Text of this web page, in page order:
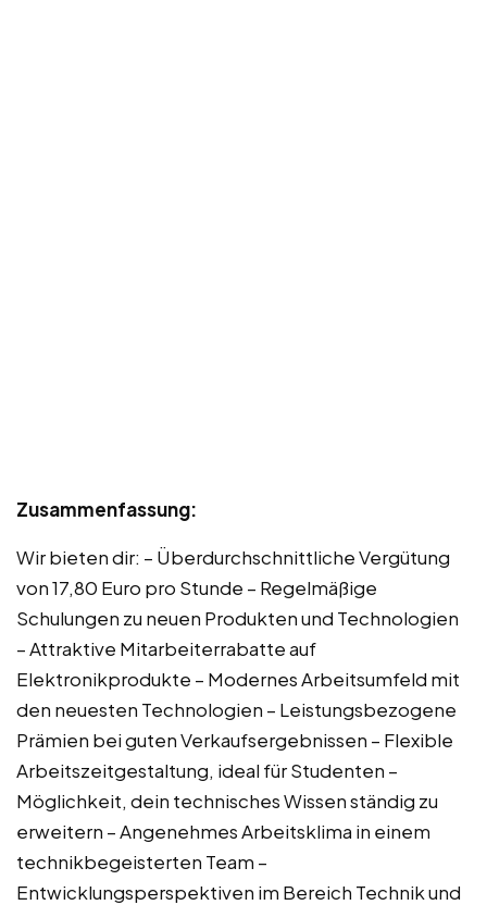
Zusammenfassung:
Wir bieten dir: – Überdurchschnittliche Vergütung
von 17,80 Euro pro Stunde – Regelmäßige
Schulungen zu neuen Produkten und Technologien
– Attraktive Mitarbeiterrabatte auf
Elektronikprodukte – Modernes Arbeitsumfeld mit
den neuesten Technologien – Leistungsbezogene
Prämien bei guten Verkaufsergebnissen – Flexible
Arbeitszeitgestaltung, ideal für Studenten –
Möglichkeit, dein technisches Wissen ständig zu
erweitern – Angenehmes Arbeitsklima in einem
technikbegeisterten Team –
Entwicklungsperspektiven im Bereich Technik und